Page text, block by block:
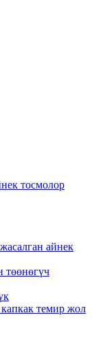
тосмолор
айнек
төөнөгүч
темир жол